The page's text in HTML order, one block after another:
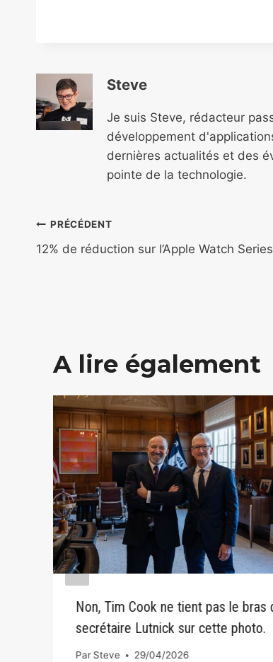
Steve
Je suis Steve, rédacteur
développement
dernières actualités et des
pointe de la technologie.
Navigation
de
PRÉCÉDENT
12% de réduction sur l’Apple Watch
A lire également
Non, Tim Cook ne tient pas le bras
secrétaire Lutnick sur cette photo.
ParSteve 29/04/2026